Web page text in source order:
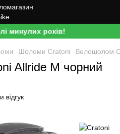
минулих років!
Шоломи Cratoni Велошолом
Allride M чорний
відгук